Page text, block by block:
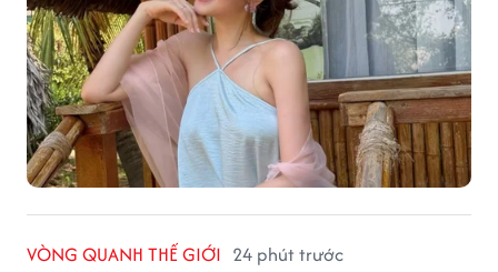
VÒNG QUANH THẾ GIỚI 24 phút trước